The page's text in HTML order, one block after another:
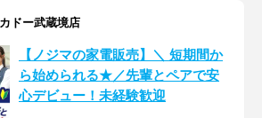
ドー武蔵境店
【ノジマの家電販売】＼ 短期間か
ら始められる★／先輩とペアで安
心デビュー！未経験歓迎